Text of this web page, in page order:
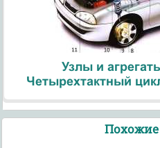
Узлы и
Четырехтактный
Похожие